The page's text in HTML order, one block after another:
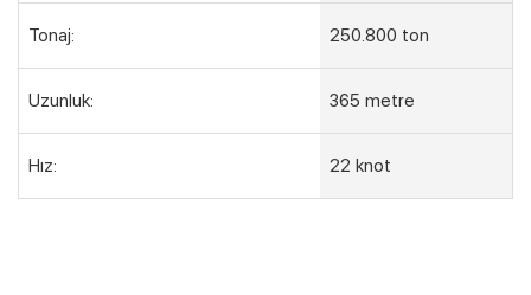
Tonaj: 250.800 ton
Uzunluk: 365 metre
Hız: 22 knot